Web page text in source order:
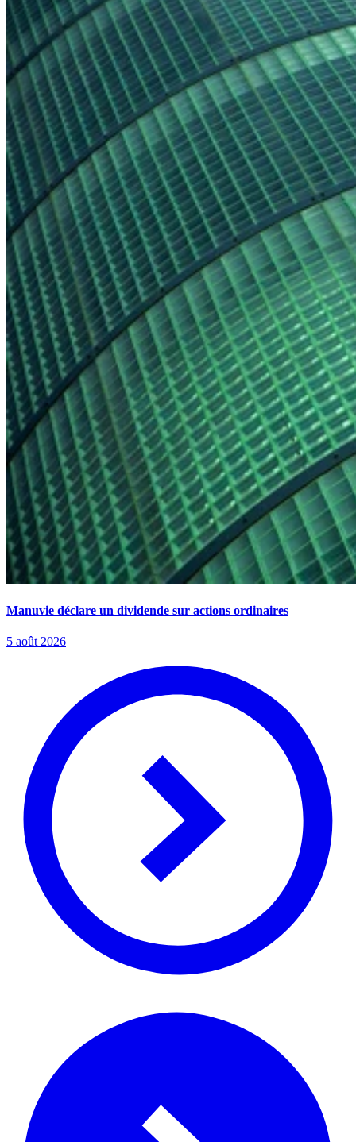
Manuvie déclare un dividende sur actions ordinaires
5 août 2026